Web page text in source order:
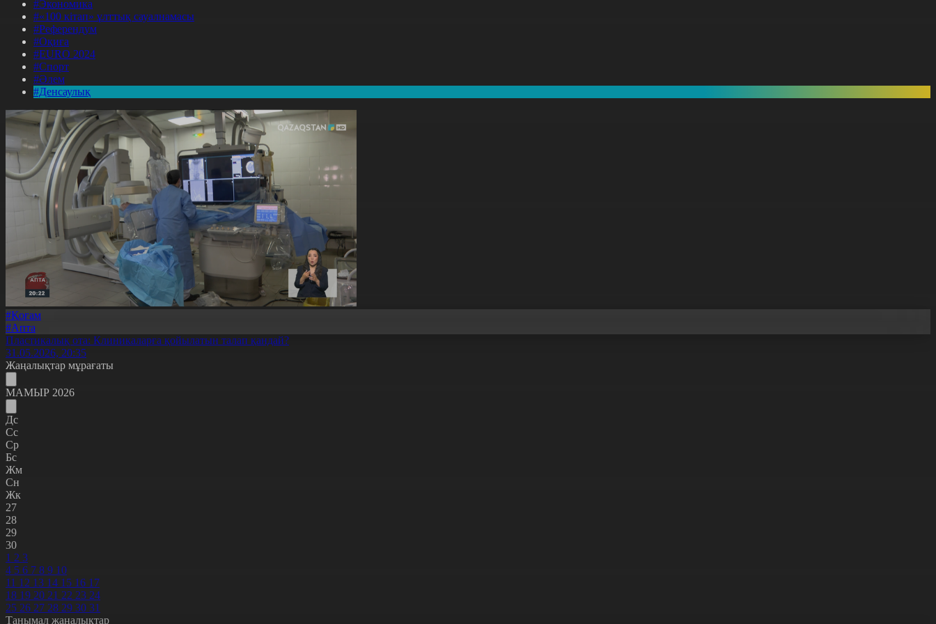
#Экономика
#«100 кітап» ұлттық сауалнамасы
#Референдум
#Оқиға
#EURO 2024
#Спорт
#Әлем
#Денсаулық
#Қоғам
#Апта
Пластикалық ота: Клиникаларға қойылатын талап қандай?
31.05.2026, 20:35
Жаңалықтар мұрағаты
МАМЫР 2026
Дс
Сс
Ср
Бс
Жм
Сн
Жк
27
28
29
30
1 2 3
4 5 6 7 8 9 10
11 12 13 14 15 16 17
18 19 20 21 22 23 24
25 26 27 28 29 30 31
Танымал жаңалықтар